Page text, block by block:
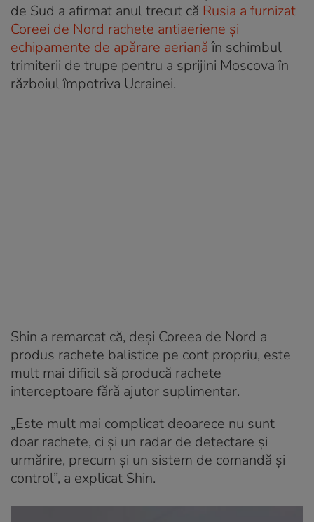
de Sud a afirmat anul trecut că Rusia a furnizat
Coreei de Nord rachete antiaeriene și
echipamente de apărare aerianăîn schimbul
trimiterii de trupe pentru a sprijini Moscova în
războiul împotriva Ucrainei.
Shin a remarcat că, deși Coreea de Nord a
produs rachete balistice pe cont propriu, este
mult mai dificil să producă rachete
interceptoare fără ajutor suplimentar.
„Este mult mai complicat deoarece nu sunt
doar rachete, ci și un radar de detectare și
urmărire, precum și un sistem de comandă și
control”, a explicat Shin.